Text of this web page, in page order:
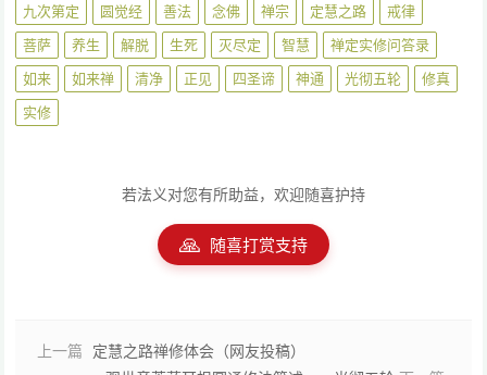
九次第定
圆觉经 善法 念佛 禅宗 定慧之路
戒律
菩萨
养生 解脱 生死 灭尽定 智慧
禅定实修问答录
如来
如来禅 清净 正见 四圣谛 神通 光彻五轮
修真
实修
若法义对您有所助益，欢迎随喜护持
🙏 随喜打赏支持
上一篇 定慧之路禅修体会（网友投稿）